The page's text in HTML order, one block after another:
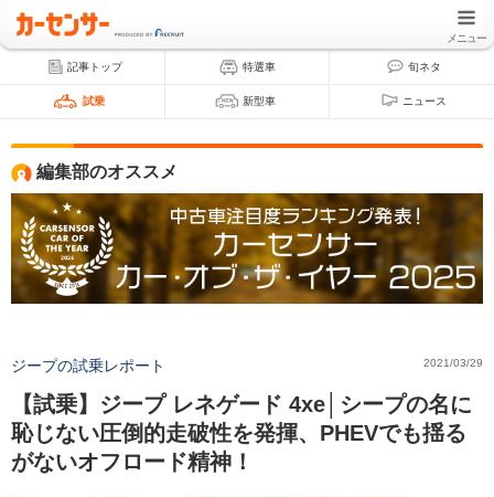
メニュー
記事トップ 特選車 旬ネタ
試乗 新型車 ニュース
編集部のオススメ
ジープの試乗レポート 2021/03/29
【試乗】ジープ レネゲード 4xe│シープの名に
恥じない圧倒的走破性を発揮、PHEVでも揺る
がないオフロード精神！